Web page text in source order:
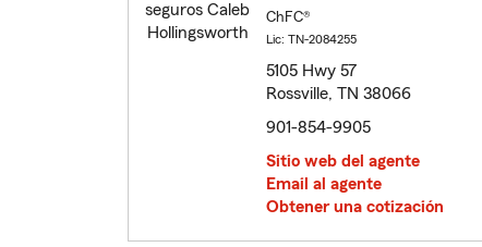
ChFC®
Lic: TN-2084255
5105 Hwy 57
Rossville, TN 38066
901-854-9905
Sitio web del agente
Email al agente
Obtener una cotización